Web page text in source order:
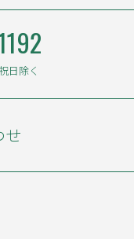
日除く
せ